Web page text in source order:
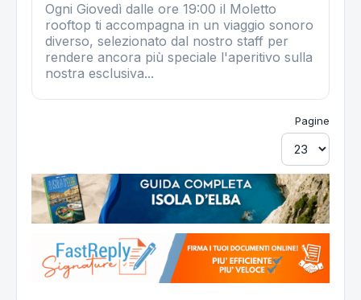
Ogni Giovedì dalle ore 19:00 il Moletto
rooftop ti accompagna in un viaggio sonoro
diverso, selezionato dal nostro staff per
rendere ancora più speciale l'aperitivo sulla
nostra esclusiva...
Pagine